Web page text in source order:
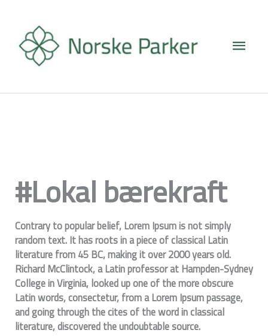
innholdet
#Lokal bærekraft
Contrary to popular belief, Lorem Ipsum is not simply
random text. It has roots in a piece of classical Latin
literature from 45 BC, making it over 2000 years old.
Richard McClintock, a Latin professor at Hampden-Sydney
College in Virginia, looked up one of the more obscure
Latin words, consectetur, from a Lorem Ipsum passage,
and going through the cites of the word in classical
literature, discovered the undoubtable source.